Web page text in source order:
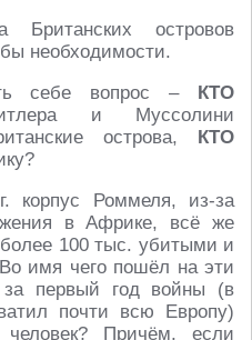
островов
необходимости.
себе вопрос – КТО
и Муссолини
острова, КТО
корпус Роммеля, из-за
в Африке, всё же
100 тыс. убитыми и
имя чего пошёл на эти
за первый год войны (в
почти всю Европу)
Причём, если